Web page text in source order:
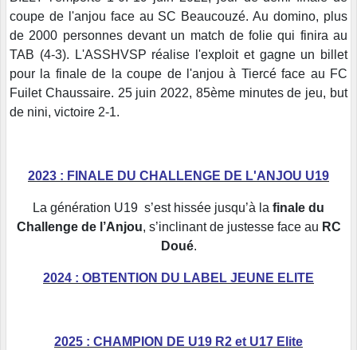
coupe de l'anjou face au SC Beaucouzé. Au domino, plus
de 2000 personnes devant un match de folie qui finira au
TAB (4-3). L'ASSHVSP réalise l'exploit et gagne un billet
pour la finale de la coupe de l'anjou à Tiercé face au FC
Fuilet Chaussaire. 25 juin 2022, 85ème minutes de jeu, but
de nini, victoire 2-1.
2023 : FINALE DU CHALLENGE DE L'ANJOU U19
La génération U19 s’est hissée jusqu’à la finale du
Challenge de l’Anjou, s’inclinant de justesse face au RC
Doué.
2024 : OBTENTION DU LABEL JEUNE ELITE
2025 : CHAMPION DE U19 R2 et U17 Elite